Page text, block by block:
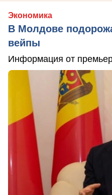
Экономика
В Молдове
вейпы
Информация от